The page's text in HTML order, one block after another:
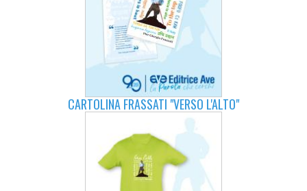
CARTOLINA FRASSATI "VERSO L'ALTO"